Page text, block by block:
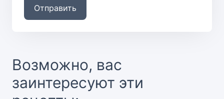
Отправить
Возможно, вас
заинтересуют эти